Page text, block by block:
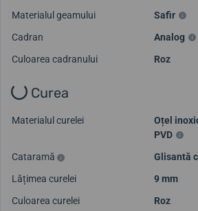
Materialul geamului
Safir
Cadran
Analog
Culoarea cadranului
Roz
Curea
Materialul curelei
Oțel
PVD
Cataramă
Glisantă
Lățimea curelei
9 mm
Culoarea curelei
Roz